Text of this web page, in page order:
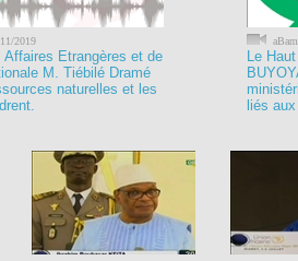
2019
Etrangères et de
M. Tiébilé Dramé
naturelles et les
Le
liés